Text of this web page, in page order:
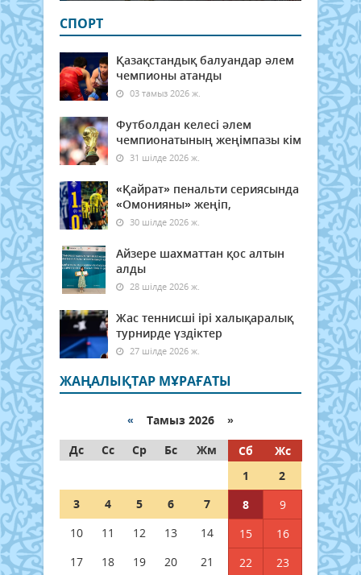
СПОРТ
Қазақстандық балуандар әлем
чемпионы атанды
03 тамыз 2026 ж.
Футболдан келесі әлем
чемпионатының жеңімпазы кім
31 шілде 2026 ж.
«Қайрат» пенальти сериясында
«Омонияны» жеңіп,
30 шілде 2026 ж.
Айзере шахматтан қос алтын
алды
28 шілде 2026 ж.
Жас теннисші ірі халықаралық
турнирде үздіктер
27 шілде 2026 ж.
ЖАҢАЛЫҚТАР МҰРАҒАТЫ
« Тамыз 2026 »
Дс
Сс Ср Бс Жм Сб
Жс
1
2
3
4 5 6 7 8
9
10
11 12 13 14 15
16
17
18 19 20 21 22 23